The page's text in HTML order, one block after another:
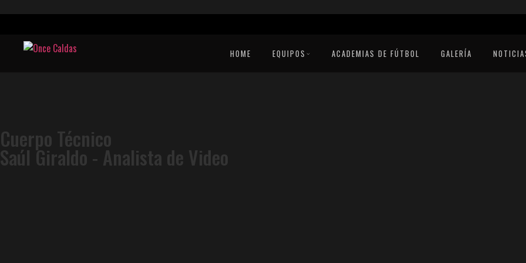
HOME EQUIPOS ACADEMIAS DE FÚTBOL GALERÍA
Cuerpo Técnico
Saúl Giraldo - Analista de Video